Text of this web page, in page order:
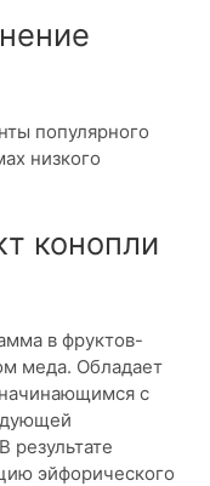
популярного
низкого
конопли
в фруктов-
меда. Обладает
с
результате
эйфорического